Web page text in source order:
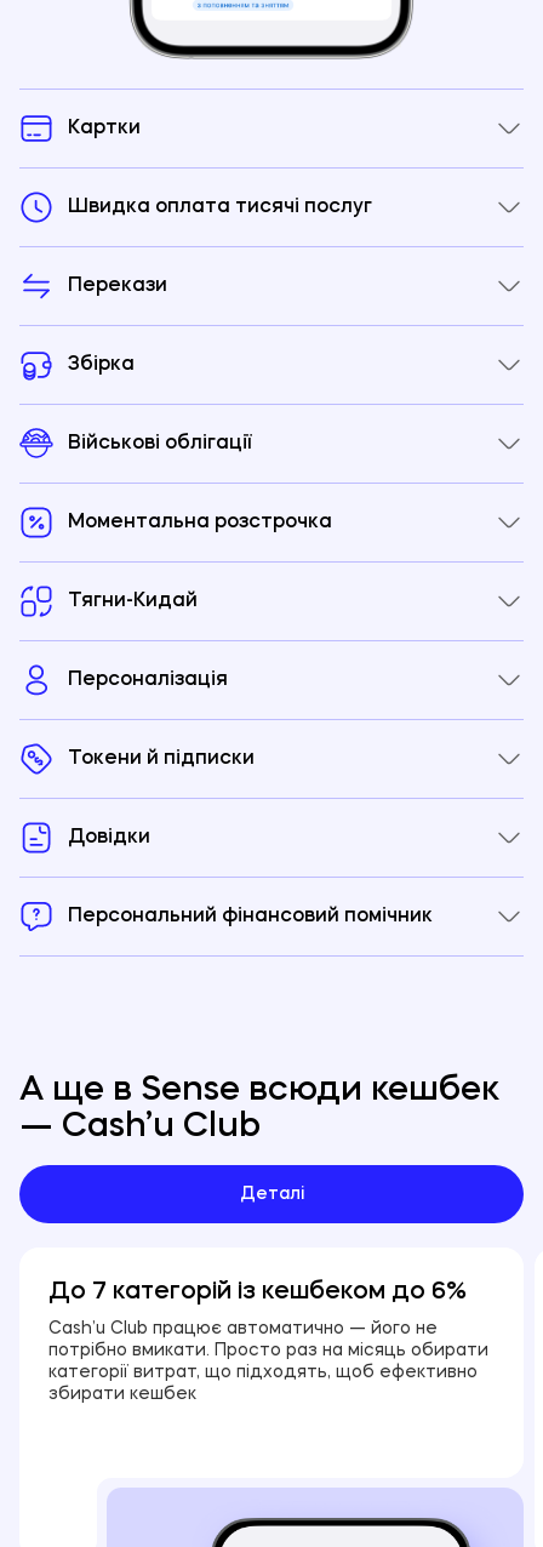
Картки
Швидка оплата тисячі послуг
Перекази
Збірка
Військові облігації
Моментальна розстрочка
Тягни-Кидай
Персоналізація
Токени й підписки
Довідки
Персональний фінансовий помічник
А ще в Sense всюди кешбек
— Cash’u Club
Деталі
До 7 категорій із кешбеком до 6%
Cash’u Club працює автоматично — його не
потрібно вмикати. Просто раз на місяць обирати
категорії витрат, що підходять, щоб ефективно
збирати кешбек